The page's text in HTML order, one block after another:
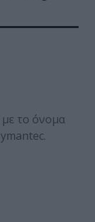
με το όνομα